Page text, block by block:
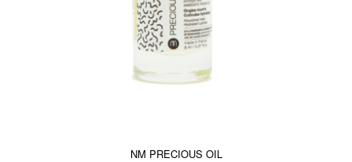
NM PRECIOUS OIL